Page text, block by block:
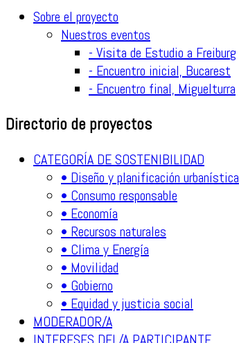
Sobre el proyecto
Nuestros eventos
- Visita de Estudio a Freiburg
- Encuentro inicial, Bucarest
- Encuentro final, Miguelturra
Directorio de proyectos
CATEGORÍA DE SOSTENIBILIDAD
• Diseño y planificación urbanística
• Consumo responsable
• Economía
• Recursos naturales
• Clima y Energía
• Movilidad
• Gobierno
• Equidad y justicia social
MODERADOR/A